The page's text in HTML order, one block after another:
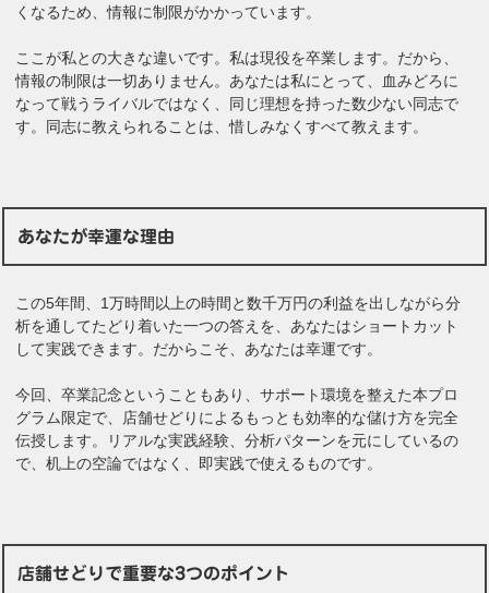
くなるため、情報に制限がかかっています。
ここが私との大きな違いです。私は現役を卒業します。だから、
情報の制限は一切ありません。あなたは私にとって、血みどろに
なって戦うライバルではなく、同じ理想を持った数少ない同志で
す。同志に教えられることは、惜しみなくすべて教えます。
あなたが幸運な理由
この5年間、1万時間以上の時間と数千万円の利益を出しながら分
析を通してたどり着いた一つの答えを、あなたはショートカット
して実践できます。だからこそ、あなたは幸運です。
今回、卒業記念ということもあり、サポート環境を整えた本プロ
グラム限定で、店舗せどりによるもっとも効率的な儲け方を完全
伝授します。リアルな実践経験、分析パターンを元にしているの
で、机上の空論ではなく、即実践で使えるものです。
店舗せどりで重要な3つのポイント